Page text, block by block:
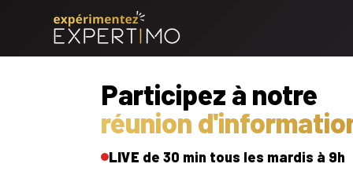
Le réseau
Découvrez notre réseau de
mandataires immobiliers
Nos
Les
Des conseils métier
Bonnes pratiques et astuces de pros
Le
Participez à notre
réunion
LIVE de 30 min tous les mardis à 9h